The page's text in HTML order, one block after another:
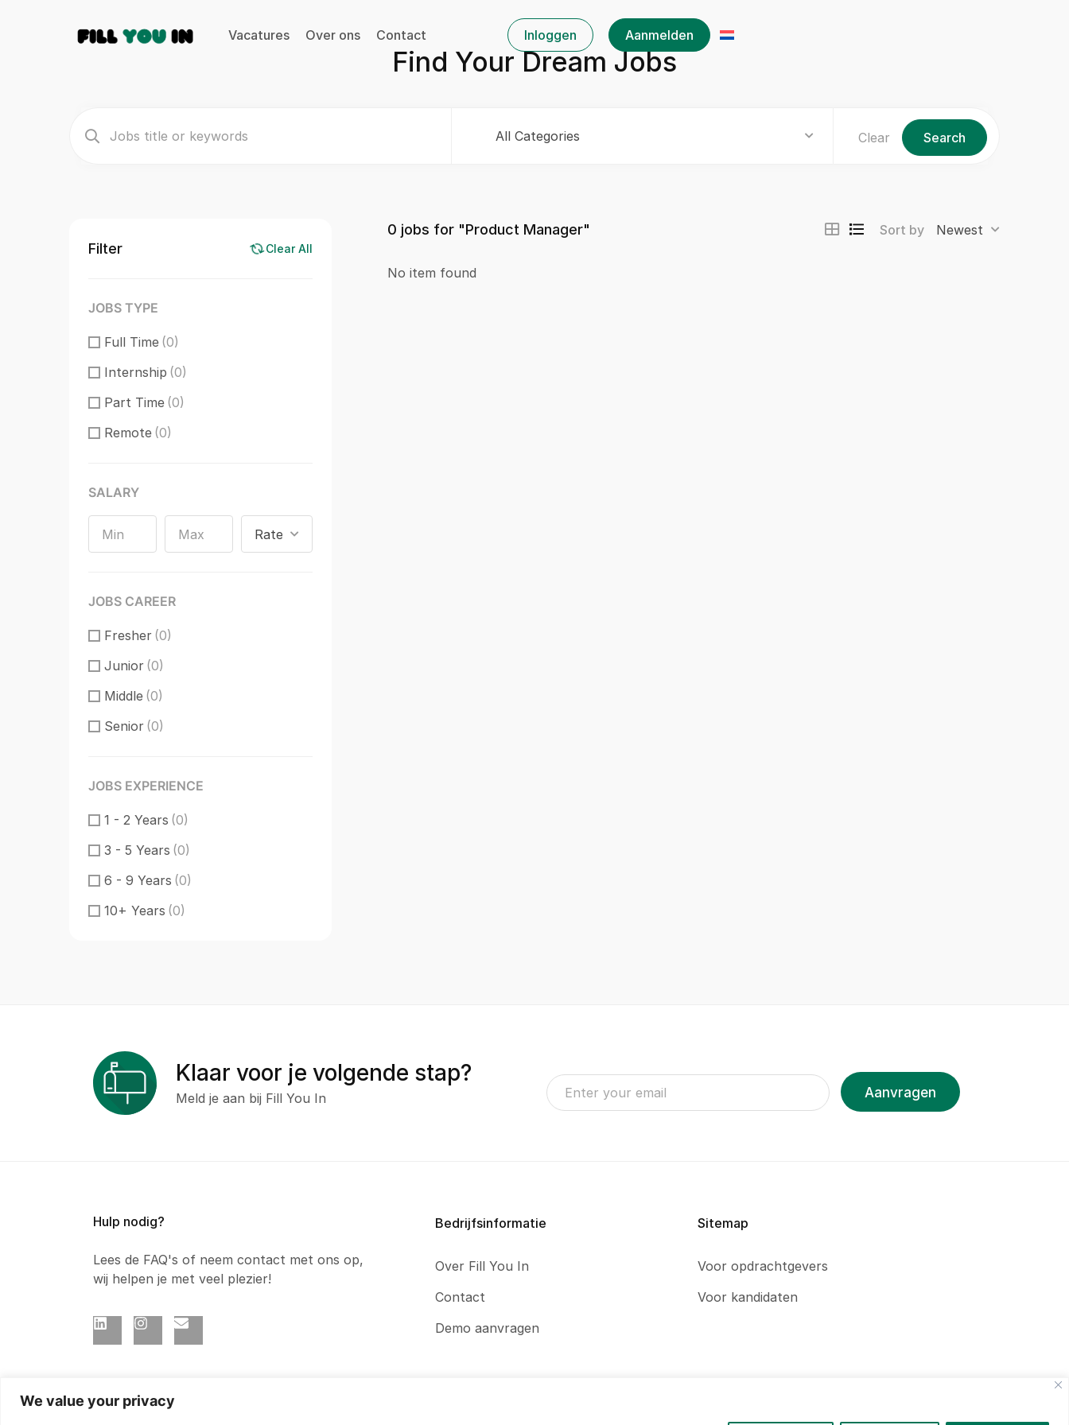
We value your privacy
Vacatures Over ons Contact Inloggen Aanmelden
Find Your Dream Jobs
All Categories Clear Search
Filter Clear All
JOBS TYPE
Full Time (0)
Internship (0)
Part Time (0)
Remote (0)
SALARY
Rate
JOBS CAREER
Fresher (0)
Junior (0)
Middle (0)
Senior (0)
JOBS EXPERIENCE
1 - 2 Years (0)
3 - 5 Years (0)
6 - 9 Years (0)
10+ Years (0)
0 jobs for "Product Manager" Sort by Newest
No item found
Klaar voor je volgende stap?
Meld je aan bij Fill You In Aanvragen
Hulp nodig?
Lees de FAQ's of neem contact met ons op,
wij helpen je met veel plezier!
Bedrijfsinformatie
Over Fill You In
Contact
Demo aanvragen
Sitemap
Voor opdrachtgevers
Voor kandidaten